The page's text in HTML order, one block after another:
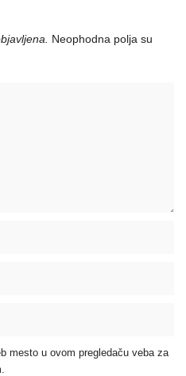
Neophodna polja su
mesto u ovom pregledaču veba za